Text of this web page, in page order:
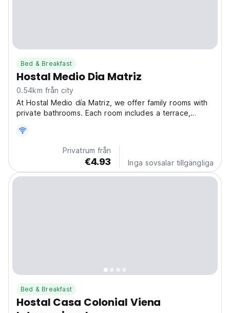
Bed & Breakfast
Hostal Medio Dia Matriz
0.54km från city
At Hostal Medio día Matriz, we offer family rooms with
private bathrooms. Each room includes a terrace,
relax in the common area and daily breakfast is served.
Come stay with us in Quito! Hostal Medio...
Privatrum från
€4.93 Inga sovsalar tillgängliga
Bed & Breakfast
Hostal Casa Colonial Viena